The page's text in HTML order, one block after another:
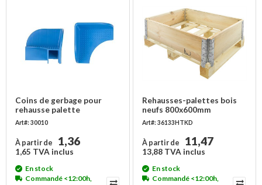
Coins de gerbage pour
rehausse palette
Art#: 30010
À partir de 1,36
1,65 TVA inclus
En stock
Commandé <12:00h,
Rehausses-palettes bois
neufs 800x600mm
Art#: 36133HTKD
À partir de 11,47
13,88 TVA inclus
En stock
Commandé <12:00h,